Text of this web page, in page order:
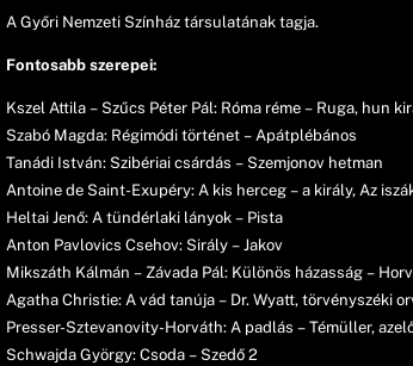
A Győri Nemzeti Színház társulatának tagja.
Fontosabb szerepei:
Kszel Attila – Szűcs Péter Pál: Róma réme – Ruga, hun
Szabó Magda: Régimódi történet – Apátplébános
Tanádi István: Szibériai csárdás – Szemjonov hetman
Antoine de Saint-Exupéry: A kis herceg – a király, Az
Heltai Jenő: A tündérlaki lányok – Pista
Anton Pavlovics Csehov: Sirály – Jakov
Mikszáth Kálmán – Závada Pál: Különös házasság –
Agatha Christie: A vád tanúja – Dr. Wyatt, törvényszéki
Presser-Sztevanovity-Horváth: A padlás – Témüller,
Schwajda György: Csoda – Szedő 2